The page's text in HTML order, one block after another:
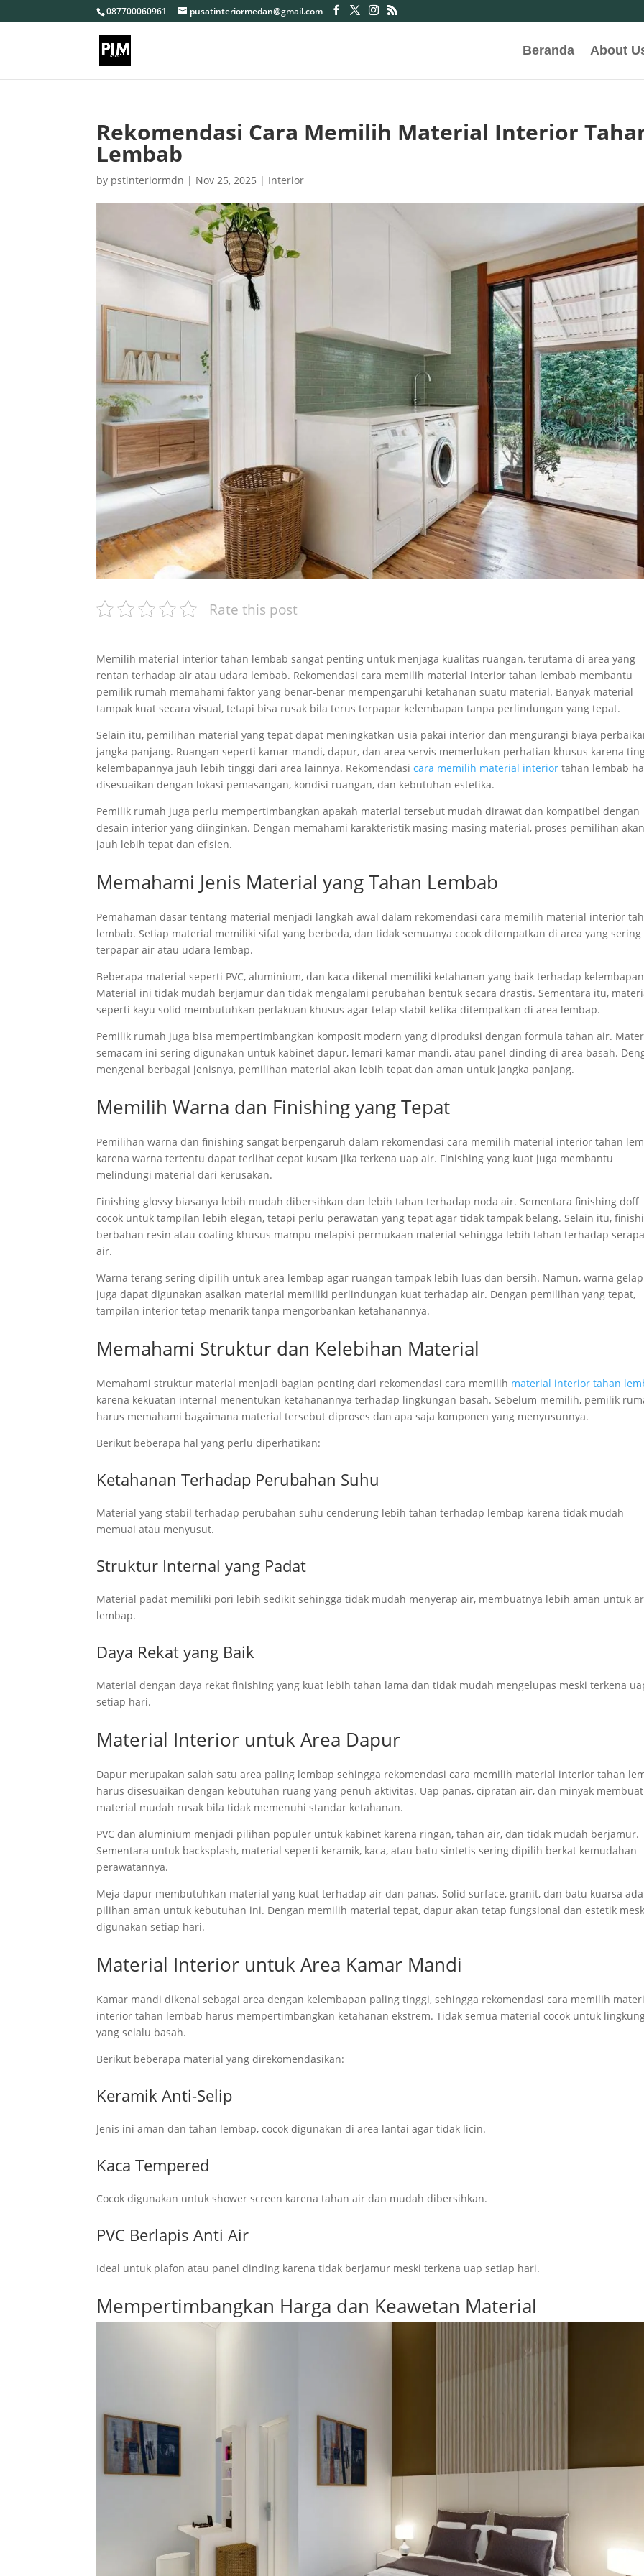
087700060961 pusatinteriormedan@gmail.com
Beranda About
Rekomendasi Cara Memilih Material Interior
Lembab
by pstinteriormdn | Nov 25, 2025 | Interior
Rate this post
Memilih material interior tahan lembab sangat penting untuk menjaga kualitas ruangan, terutama di area yang
rentan terhadap air atau udara lembab. Rekomendasi cara memilih material interior tahan lembab membantu
pemilik rumah memahami faktor yang benar-benar mempengaruhi ketahanan suatu material. Banyak material
tampak kuat secara visual, tetapi bisa rusak bila terus terpapar kelembapan tanpa perlindungan yang tepat.
Selain itu, pemilihan material yang tepat dapat meningkatkan usia pakai interior dan mengurangi biaya
jangka panjang. Ruangan seperti kamar mandi, dapur, dan area servis memerlukan perhatian khusus karena
kelembapannya jauh lebih tinggi dari area lainnya. Rekomendasicara memilih material interior tahan lembab
disesuaikan dengan lokasi pemasangan, kondisi ruangan, dan kebutuhan estetika.
Pemilik rumah juga perlu mempertimbangkan apakah material tersebut mudah dirawat dan kompatibel dengan
desain interior yang diinginkan. Dengan memahami karakteristik masing-masing material, proses pemilihan akan
jauh lebih tepat dan efisien.
Memahami Jenis Material yang Tahan Lembab
Pemahaman dasar tentang material menjadi langkah awal dalam rekomendasi cara memilih material interior
lembab. Setiap material memiliki sifat yang berbeda, dan tidak semuanya cocok ditempatkan di area yang sering
terpapar air atau udara lembap.
Beberapa material seperti PVC, aluminium, dan kaca dikenal memiliki ketahanan yang baik terhadap
Material ini tidak mudah berjamur dan tidak mengalami perubahan bentuk secara drastis. Sementara itu,
seperti kayu solid membutuhkan perlakuan khusus agar tetap stabil ketika ditempatkan di area lembap.
Pemilik rumah juga bisa mempertimbangkan komposit modern yang diproduksi dengan formula tahan air.
semacam ini sering digunakan untuk kabinet dapur, lemari kamar mandi, atau panel dinding di area basah.
mengenal berbagai jenisnya, pemilihan material akan lebih tepat dan aman untuk jangka panjang.
Memilih Warna dan Finishing yang Tepat
Pemilihan warna dan finishing sangat berpengaruh dalam rekomendasi cara memilih material interior tahan
karena warna tertentu dapat terlihat cepat kusam jika terkena uap air. Finishing yang kuat juga membantu
melindungi material dari kerusakan.
Finishing glossy biasanya lebih mudah dibersihkan dan lebih tahan terhadap noda air. Sementara finishing doff
cocok untuk tampilan lebih elegan, tetapi perlu perawatan yang tepat agar tidak tampak belang. Selain itu,
berbahan resin atau coating khusus mampu melapisi permukaan material sehingga lebih tahan terhadap
air.
Warna terang sering dipilih untuk area lembap agar ruangan tampak lebih luas dan bersih. Namun, warna gelap
juga dapat digunakan asalkan material memiliki perlindungan kuat terhadap air. Dengan pemilihan yang tepat,
tampilan interior tetap menarik tanpa mengorbankan ketahanannya.
Memahami Struktur dan Kelebihan Material
Memahami struktur material menjadi bagian penting dari rekomendasi cara memilih material interior tahan
karena kekuatan internal menentukan ketahanannya terhadap lingkungan basah. Sebelum memilih, pemilik
harus memahami bagaimana material tersebut diproses dan apa saja komponen yang menyusunnya.
Berikut beberapa hal yang perlu diperhatikan:
Ketahanan Terhadap Perubahan Suhu
Material yang stabil terhadap perubahan suhu cenderung lebih tahan terhadap lembap karena tidak mudah
memuai atau menyusut.
Struktur Internal yang Padat
Material padat memiliki pori lebih sedikit sehingga tidak mudah menyerap air, membuatnya lebih aman untuk
lembap.
Daya Rekat yang Baik
Material dengan daya rekat finishing yang kuat lebih tahan lama dan tidak mudah mengelupas meski terkena
setiap hari.
Material Interior untuk Area Dapur
Dapur merupakan salah satu area paling lembap sehingga rekomendasi cara memilih material interior tahan
harus disesuaikan dengan kebutuhan ruang yang penuh aktivitas. Uap panas, cipratan air, dan minyak membuat
material mudah rusak bila tidak memenuhi standar ketahanan.
PVC dan aluminium menjadi pilihan populer untuk kabinet karena ringan, tahan air, dan tidak mudah berjamur.
Sementara untuk backsplash, material seperti keramik, kaca, atau batu sintetis sering dipilih berkat kemudahan
perawatannya.
Meja dapur membutuhkan material yang kuat terhadap air dan panas. Solid surface, granit, dan batu kuarsa
pilihan aman untuk kebutuhan ini. Dengan memilih material tepat, dapur akan tetap fungsional dan estetik
digunakan setiap hari.
Material Interior untuk Area Kamar Mandi
Kamar mandi dikenal sebagai area dengan kelembapan paling tinggi, sehingga rekomendasi cara memilih
interior tahan lembab harus mempertimbangkan ketahanan ekstrem. Tidak semua material cocok untuk
yang selalu basah.
Berikut beberapa material yang direkomendasikan:
Keramik Anti-Selip
Jenis ini aman dan tahan lembap, cocok digunakan di area lantai agar tidak licin.
Kaca Tempered
Cocok digunakan untuk shower screen karena tahan air dan mudah dibersihkan.
PVC Berlapis Anti Air
Ideal untuk plafon atau panel dinding karena tidak berjamur meski terkena uap setiap hari.
Mempertimbangkan Harga dan Keawetan Material